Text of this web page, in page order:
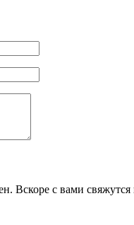
Вскоре с вами